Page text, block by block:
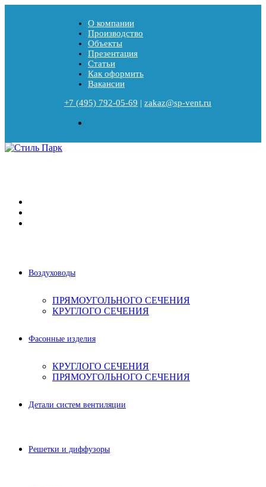
О компании
Производство
Объекты
Презентация
Статьи
Как оформить
Вакансии
+7 (495) 792-05-69 | zakaz@sp-vent.ru
Воздуховоды
ПРЯМОУГОЛЬНОГО СЕЧЕНИЯ
КРУГЛОГО СЕЧЕНИЯ
Фасонные изделия
КРУГЛОГО СЕЧЕНИЯ
ПРЯМОУГОЛЬНОГО СЕЧЕНИЯ
Детали систем вентиляции
Решетки и диффузоры